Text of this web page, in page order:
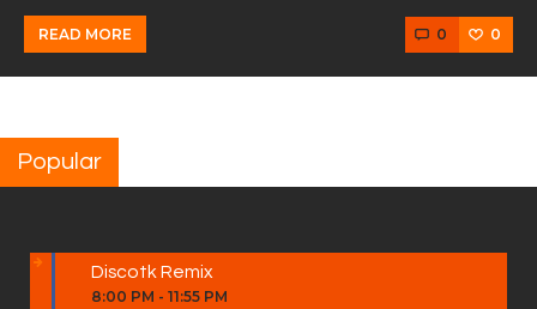
READ MORE 0 0
Popular
Discotk Remix
8:00 PM - 11:55 PM